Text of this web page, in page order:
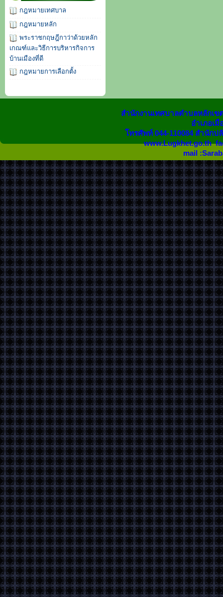
กฎหมายเทศบาล
กฎหมายหลัก
พระราชกฤษฎีกาว่าด้วยหลัก
เกณฑ์และวิธีการบริหารกิจการ
บ้านเมืองที่ดี
กฎหมายการเลือกตั้ง
สำนักงานเทศบาลตำบลหลักเ
อำเภอเ
โทรศัพท์ 044-110084 สำนักป
www.Lugkhet.go.th
mail